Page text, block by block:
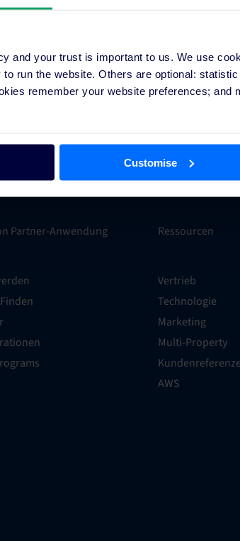
and your trust is important to us. We use
run the website. Others are optional:
remember your website preferences; and
Customise
Zugang zu unserem Report zu erhalten.
Partner-Anwendung Ressourcen
Vertrieb
Technologie
Marketing
Multi-Property
AWS